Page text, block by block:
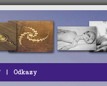
| Odkazy